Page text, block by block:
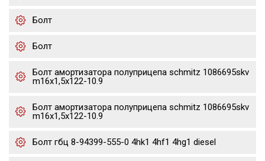
Болт
Болт
Болт амортизатора полуприцепа schmitz 1086695skv
m16x1,5х122-10.9
Болт амортизатора полуприцепа schmitz 1086695skv
m16x1,5х122-10.9
Болт гбц 8-94399-555-0 4hk1 4hf1 4hg1 diesel